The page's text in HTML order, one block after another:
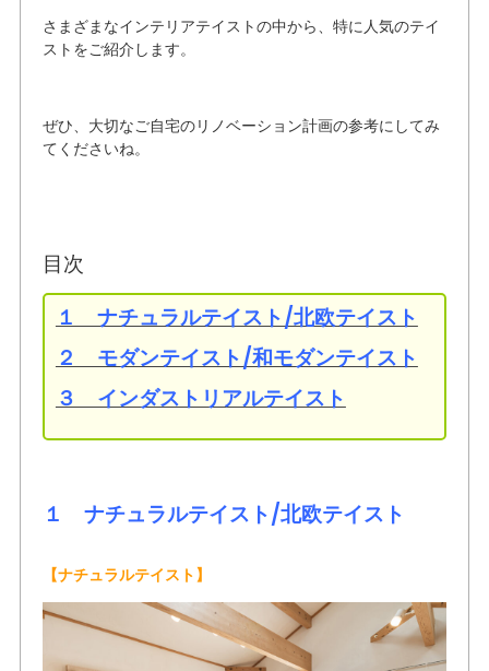
さまざまなインテリアテイストの中から、特に人気のテイ
ストをご紹介します。
ぜひ、大切なご自宅のリノベーション計画の参考にしてみ
てくださいね。
目次
１ ナチュラルテイスト/北欧テイスト
２ モダンテイスト/和モダンテイスト
３ インダストリアルテイスト
１ ナチュラルテイスト/北欧テイスト
【ナチュラルテイスト】